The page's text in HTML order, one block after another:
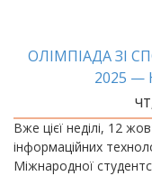
ОЛІМПІАДА ЗІ
2025 —
Вже цієї неділі, 12
інформаційних
Міжнародної